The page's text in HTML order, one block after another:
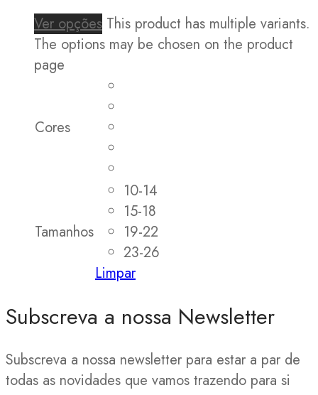
Ver opções This product has multiple variants.
The options may be chosen on the product
page
Cores
Tamanhos
10-14
15-18
19-22
23-26
Limpar
Subscreva a nossa Newsletter
Subscreva a nossa newsletter para estar a par de
todas as novidades que vamos trazendo para si